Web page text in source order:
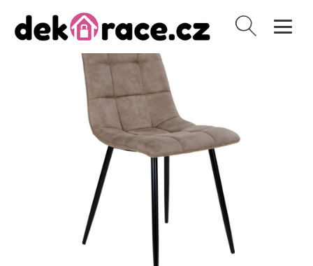
Vyhledávání